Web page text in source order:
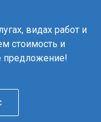
видах работ и
стоимость и
предложение!